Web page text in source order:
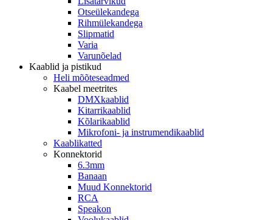
Otseülekandega
Rihmülekandega
Slipmatid
Varia
Varunõelad
Kaablid ja pistikud
Heli mõõteseadmed
Kaabel meetrites
DMXkaablid
Kitarrikaablid
Kõlarikaablid
Mikrofoni- ja instrumendikaablid
Kaablikatted
Konnektorid
6.3mm
Banaan
Muud Konnektorid
RCA
Speakon